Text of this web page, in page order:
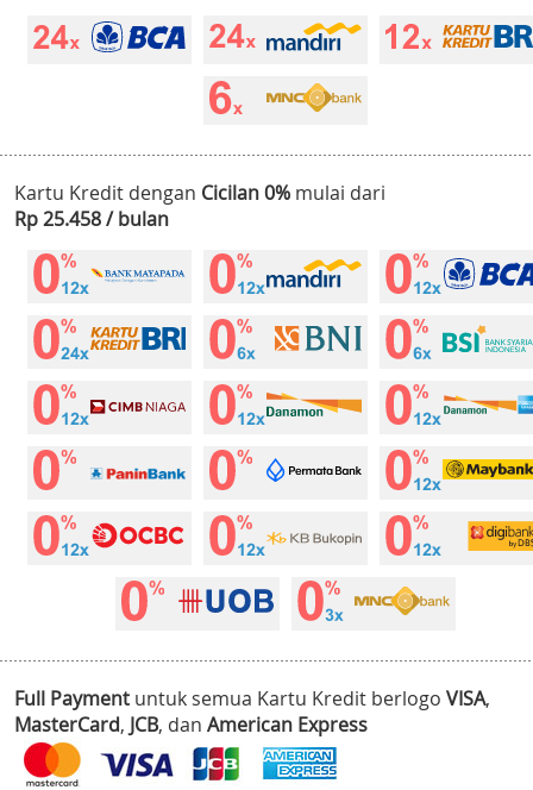
Kartu Kredit dengan Cicilan 0% mulai dari
Rp 25.458 / bulan
Full Payment untuk semua Kartu Kredit berlogo VISA,
MasterCard, JCB, dan American Express